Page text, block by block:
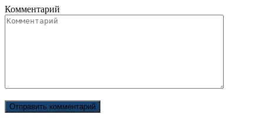
Комментарий